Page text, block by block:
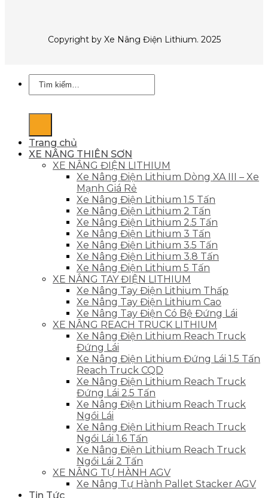
Copyright by Xe Nâng Điện Lithium. 2025
Tìm
kiếm:
Trang chủ
XE NÂNG THIÊN SƠN
XE NÂNG ĐIỆN LITHIUM
Xe Nâng Điện Lithium Dòng XA III – Xe
Mạnh Giá Rẻ
Xe Nâng Điện Lithium 1.5 Tấn
Xe Nâng Điện Lithium 2 Tấn
Xe Nâng Điện Lithium 2.5 Tấn
Xe Nâng Điện Lithium 3 Tấn
Xe Nâng Điện Lithium 3.5 Tấn
Xe Nâng Điện Lithium 3.8 Tấn
Xe Nâng Điện Lithium 5 Tấn
XE NÂNG TAY ĐIỆN LITHIUM
Xe Nâng Tay Điện Lithium Thấp
Xe Nâng Tay Điện Lithium Cao
Xe Nâng Tay Điện Có Bệ Đứng Lái
XE NÂNG REACH TRUCK LITHIUM
Xe Nâng Điện Lithium Reach Truck
Đứng Lái
Xe Nâng Điện Lithium Đứng Lái 1.5 Tấn
Reach Truck CQD
Xe Nâng Điện Lithium Reach Truck
Đứng Lái 2.5 Tấn
Xe Nâng Điện Lithium Reach Truck
Ngồi Lái
Xe Nâng Điện Lithium Reach Truck
Ngồi Lái 1.6 Tấn
Xe Nâng Điện Lithium Reach Truck
Ngồi Lái 2 Tấn
XE NÂNG TỰ HÀNH AGV
Xe Nâng Tự Hành Pallet Stacker AGV
Tin Tức